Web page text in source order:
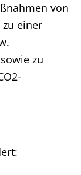
von
einer
zu